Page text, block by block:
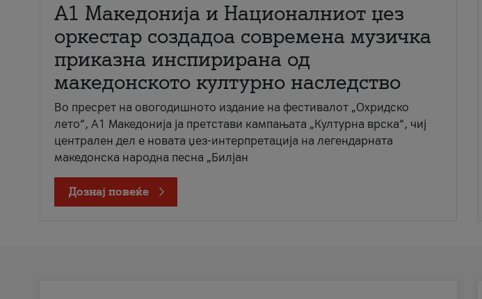
А1 Македонија и Националниот џез
оркестар создадоа современа музичка
приказна инспирирана од
македонското културно наследство
Во пресрет на овогодишното издание на фестивалот „Охридско
лето“, А1 Македонија ја претстави кампањата „Културна врска“, чиј
централен дел е новата џез-интерпретација на легендарната
македонска народна песна „Билјан
Дознај повеќе